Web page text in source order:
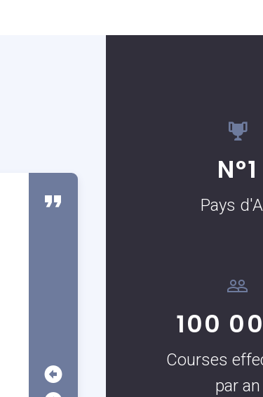
Susanne Boulanger
garer à Aix que j’utilise très
c’est vraiment très pratique surtout
N°1
Pays
100
Courses
par an